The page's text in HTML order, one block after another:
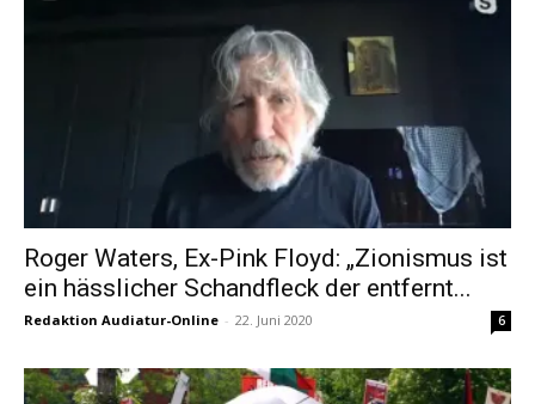
Roger Waters, Ex-Pink Floyd: „Zionismus ist
ein hässlicher Schandfleck der entfernt...
Redaktion Audiatur-Online - 22. Juni 2020 6